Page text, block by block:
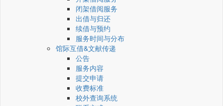
闭架借阅服务
出借与归还
续借与预约
服务时间与分布
馆际互借&文献传递
公告
服务内容
提交申请
收费标准
校外查询系统